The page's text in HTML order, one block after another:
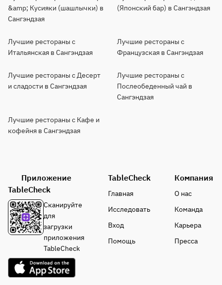
&amp; Кусияки (шашлычки) в
Сангэндзая
(Японский бар) в Сангэндзая
Лучшие рестораны с
Итальянская в Сангэндзая
Лучшие рестораны с
Французская в Сангэндзая
Лучшие рестораны с Десерт
и сладости в Сангэндзая
Лучшие рестораны с
Послеобеденный чай в
Сангэндзая
Лучшие рестораны с Кафе и
кофейня в Сангэндзая
Приложение
TableCheck
Сканируйте
для
загрузки
приложения
TableCheck
TableCheck
Главная
Исследовать
Вход
Помощь
Компания
О нас
Команда
Карьера
Пресса